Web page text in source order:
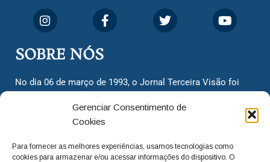
Gerenciar Consentimento de
Cookies
Para fornecer as melhores experiências, usamos tecnologias como
cookies para armazenar e/ou acessar informações do dispositivo. O
SOBRE NÓS
No dia 06 de março de 1993, o Jornal Terceira Visão foi
cidadãos valinhenses, já que naquela época só existiam
dois jornais. Há mais de 30 anos, o jornal continua
com o foco de trazer as melhores notícias. Nunca